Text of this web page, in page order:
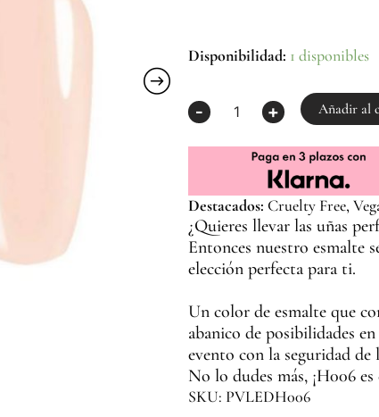
Disponibilidad: 1 disponibles
-
Esmalte
H006
8g
cantidad
+ Añadir al
Destacados: Cruelty Free,
¿Quieres llevar las uñas
Entonces nuestro esmalte
elección perfecta para ti.
Un color de esmalte que
abanico de posibilidades
evento con la seguridad de
No lo dudes más, ¡H006
SKU: PVLEDH006